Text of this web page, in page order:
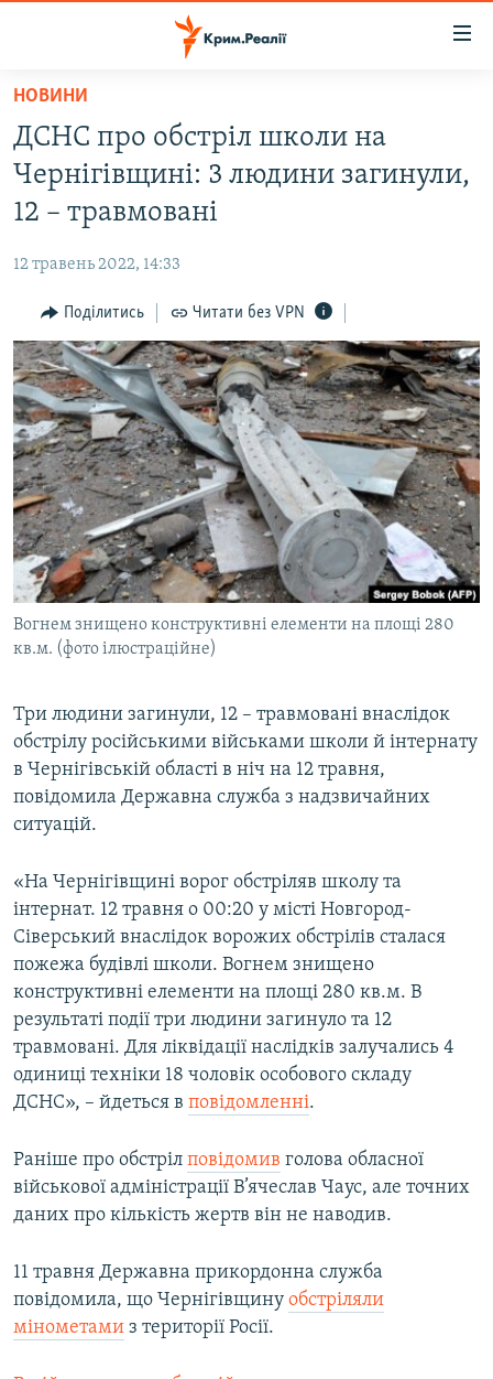
Перейти
основного
матеріалу
Перейти
до
основної
навігації
Перейти
до
пошуку
ВОДА.КРИМ
ВІДЕО ТА ФОТО
БЛОГИ
ПОГЛЯД
ІНТЕРВ'Ю
ВСЕ ЗА ДЕНЬ
СПЕЦПРОЕКТИ
ДЕПОРТАЦІЯ
ВІДЕОУРОКИ «ELIFBE»
СВІДЧЕННЯ ОКУПАЦІЇ
УКРАЇНСЬКА ПРОБЛЕМА КРИМУ
ІНФОГРАФІКА
ЯК ОБІЙТИ БЛОКУВАННЯ
Русский
Qırımtatar
ДОЛУЧАЙСЯ!
Усі сайти RFE/RL
НОВИНИ
ДСНС про обстріл школи на
Чернігівщині: 3 людини загинули,
12 – травмовані
12 травень 2022, 14:33
Поділитись Читати без VPN
Вогнем знищено конструктивні елементи на площі 280
кв.м. (фото ілюстраційне)
Три людини загинули, 12 – травмовані внаслідок
обстрілу російськими військами школи й інтернату
в Чернігівській області в ніч на 12 травня,
повідомила Державна служба з надзвичайних
ситуацій.
«На Чернігівщині ворог обстріляв школу та
інтернат. 12 травня о 00:20 у місті Новгород-
Сіверський внаслідок ворожих обстрілів сталася
пожежа будівлі школи. Вогнем знищено
конструктивні елементи на площі 280 кв.м. В
результаті події три людини загинуло та 12
травмовані. Для ліквідації наслідків залучались 4
одиниці техніки 18 чоловік особового складу
ДСНС», – йдеться в повідомленні.
Раніше про обстріл повідомив голова обласної
військової адміністрації В’ячеслав Чаус, але точних
даних про кількість жертв він не наводив.
11 травня Державна прикордонна служба
повідомила, що Чернігівщину обстріляли
мінометами з території Росії.